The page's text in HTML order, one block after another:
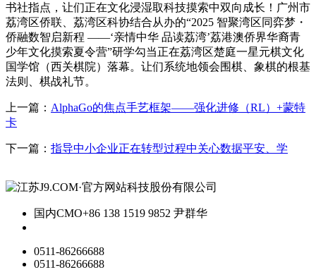
书社指点，让们正在文化浸湿取科技摸索中双向成长！广州市
荔湾区侨联、荔湾区科协结合从办的“2025 智聚湾区同弈梦・
侨融数智启新程 ——‘亲情中华 品读荔湾’荔港澳侨界华裔青
少年文化摸索夏令营”研学勾当正在荔湾区楚庭一星元棋文化
国学馆（西关棋院）落幕。让们系统地领会围棋、象棋的根基
法则、棋战礼节。
上一篇： AlphaGo的焦点手艺框架——强化进修（RL）+蒙特
卡
下一篇： 指导中小企业正在转型过程中关心数据平安、学
国内CMO+86 138 1519 9852 尹群华
0511-86266688
0511-86266688